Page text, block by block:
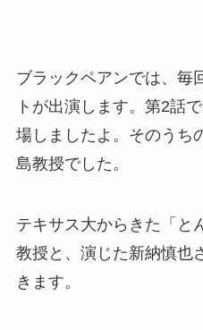
ブラックペアンでは、毎
トが出演します。第2話
場しましたよ。そのうち
島教授でした。
テキサス大からきた「と
教授と、演じた新納慎也
きます。